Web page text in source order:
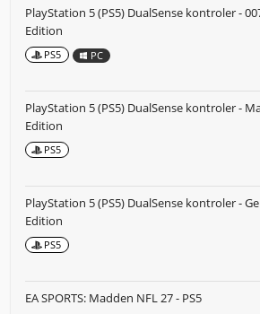
PlayStation 5 (PS5) DualSense kontroler -
Edition
PS5 PC
PlayStation 5 (PS5) DualSense kontroler -
Edition
PS5
PlayStation 5 (PS5) DualSense kontroler -
Edition
PS5
EA SPORTS: Madden NFL 27 - PS5